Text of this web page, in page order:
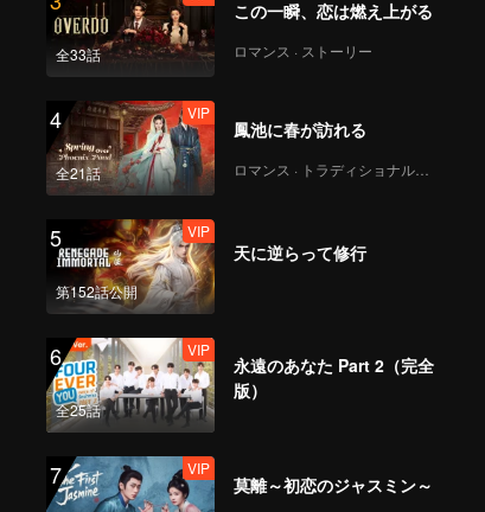
全33話
この一瞬、恋は燃え上がる
ロマンス · ストーリー
4
全21話
VIP
鳳池に春が訪れる
ロマンス · トラディショナル・コスチューム
5
第152話公開
VIP
天に逆らって修行
6
全25話
VIP
永遠のあなた Part 2（完全
版）
7 VIP
莫離～初恋のジャスミン～